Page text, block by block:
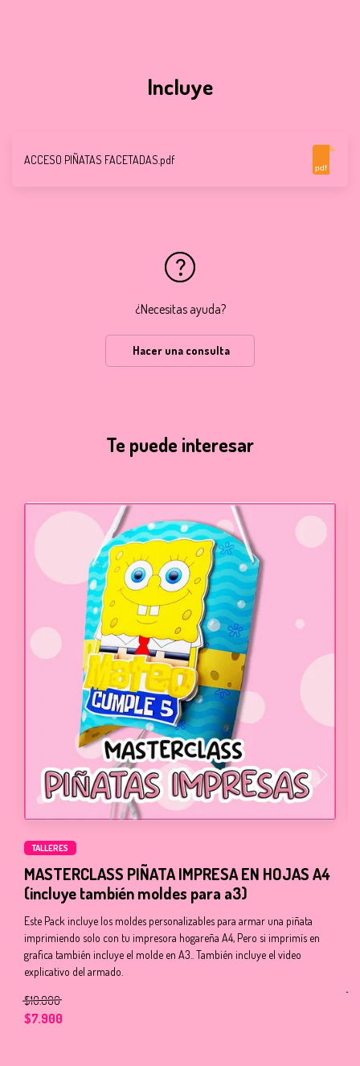
Incluye
ACCESO PIÑATAS FACETADAS.pdf
pdf
¿Necesitas ayuda?
Hacer una consulta
Te puede interesar
TALLERES
MASTERCLASS PIÑATA IMPRESA EN HOJAS A4
(incluye también moldes para a3)
Este Pack incluye los moldes personalizables para armar una piñata
imprimiendo solo con tu impresora hogareña A4, Pero si imprimís en
grafica también incluye el molde en A3.. También incluye el video
explicativo del armado.
$10.000
$7.900